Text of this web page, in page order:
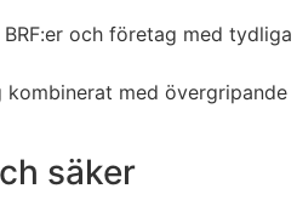
och företag med tydliga
kombinerat med övergripande
säker